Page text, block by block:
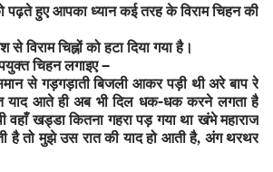
पढ़ते हुए आपका ध्यान कई तरह के विराम चिहन की
विराम चिह्नों को हटा दिया गया है।
चिहन लगाइए –
से गड़गड़ाती बिजली आकर पड़ी थी अरे बाप रे
याद आते ही अब भी दिल धक-धक करने लगता है
वहाँ खड्डा कितना गहरा पड़ गया था खंभे महाराज
है तो मुझे उस रात की याद हो आती है, अंग थरथर